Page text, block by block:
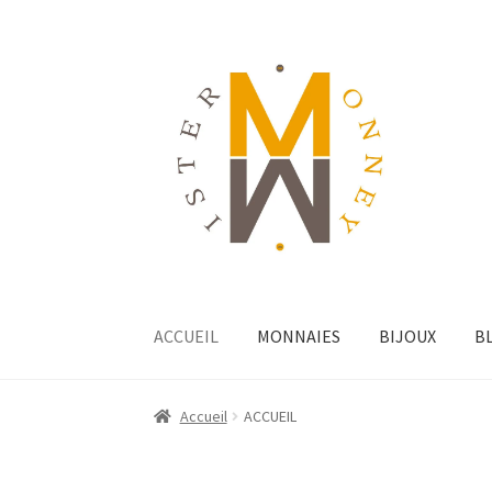
ACCUEIL MONNAIES BIJOUX
Accueil ACCUEIL